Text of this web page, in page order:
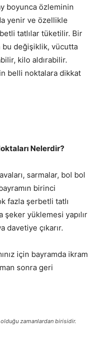
boyunca özleminin
yenir ve özellikle
tatlılar tüketilir. Bir
bu değişiklik, vücutta
kilo aldırabilir.
belli noktalara dikkat
Nelerdir?
sarmalar, bol bol
birinci
fazla şerbetli tatlı
yüklemesi yapılır
davetiye çıkarır.
için bayramda ikram
sonra geri
zamanlardan birisidir.